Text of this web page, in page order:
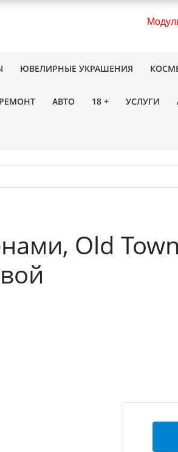
ЮВЕЛИРНЫЕ УКРАШЕНИЯ
АВТО 18 + УСЛУГИ
Old